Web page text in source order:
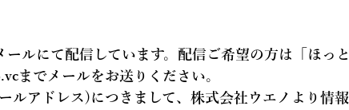
ールにて配信 しています。配信ご希望の方は「 ほっと
までメールをお送りください。
ルアドレス)につきまして、株式会社ウエノより情報